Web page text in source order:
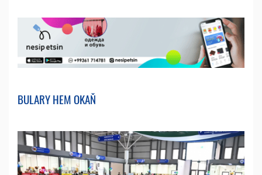
BULARY HEM OKAŇ